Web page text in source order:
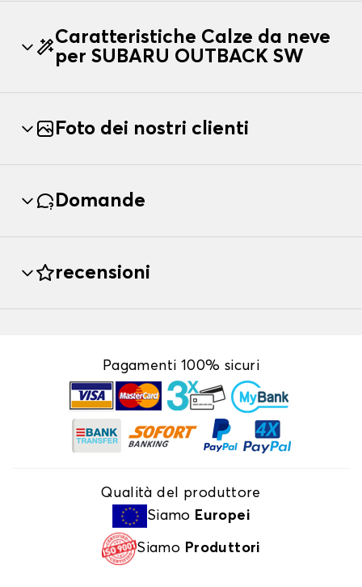
Caratteristiche Calze da neve
per SUBARU OUTBACK SW
Foto dei nostri clienti
Domande
recensioni
Pagamenti 100% sicuri
Qualità del produttore
Siamo Europei
Siamo Produttori